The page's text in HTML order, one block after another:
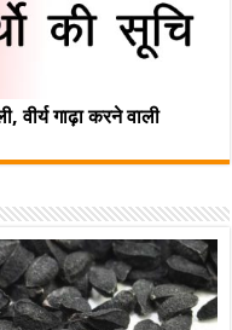
वीर्य गाढ़ा करने वाली